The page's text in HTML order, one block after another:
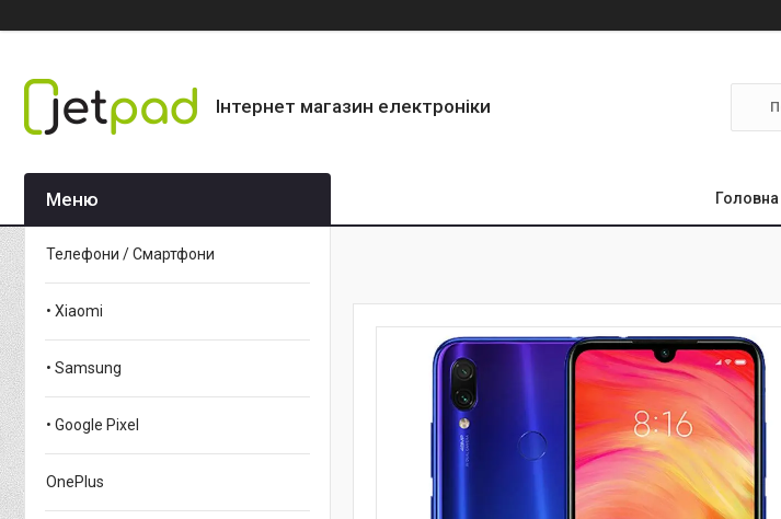
Інтернет магазин електроніки
Головна
Телефони / Смартфони
• Xiaomi
• Samsung
• Google Pixel
OnePlus